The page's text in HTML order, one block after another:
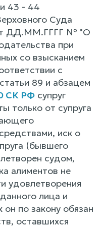
43 - 44
Суда
ДД.ММ.ГГГГ № "О
при
со взысканием
с
89 и абзацем
СК РФ супруг
только от супруга
иск о
(бывшего
судом,
алиментов не
удовлетворения
лица и
он по закону обязан
оставшихся